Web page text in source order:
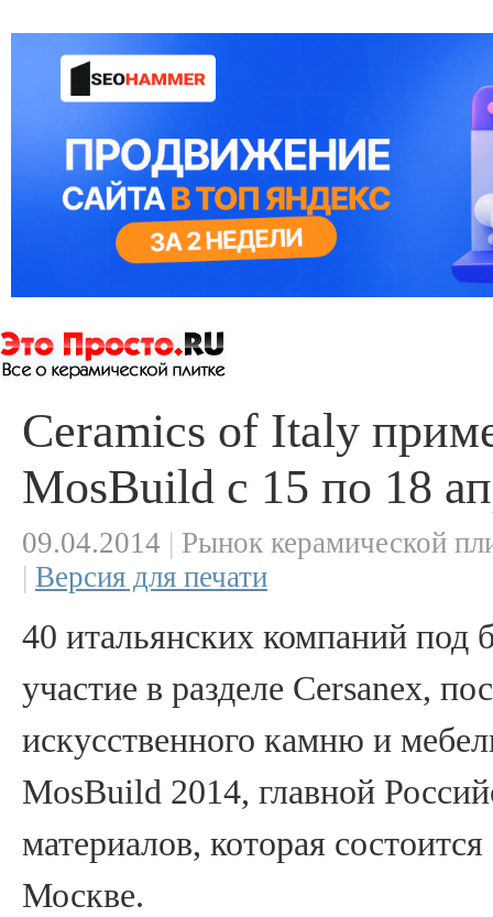
Ceramics of Italy
MosBuild с 15 по 18
09.04.2014 | Рынок керамической
| Версия для печати
40 итальянских компаний
участие в разделе Cersanex,
искусственного камню и
MosBuild 2014, главной
материалов, которая
Москве.